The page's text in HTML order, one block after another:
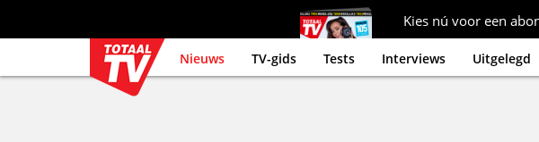
Kies nú voor een
Nieuws TV-gids Tests Interviews Uitgelegd